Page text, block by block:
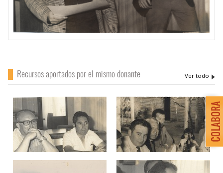
Recursos aportados por el mismo donante